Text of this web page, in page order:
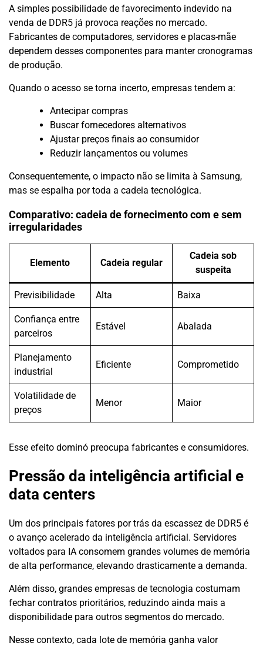
A simples possibilidade de favorecimento indevido na
venda de DDR5 já provoca reações no mercado.
Fabricantes de computadores, servidores e placas-mãe
dependem desses componentes para manter cronogramas
de produção.
Quando o acesso se torna incerto, empresas tendem a:
Antecipar compras
Buscar fornecedores alternativos
Ajustar preços finais ao consumidor
Reduzir lançamentos ou volumes
Consequentemente, o impacto não se limita à Samsung,
mas se espalha por toda a cadeia tecnológica.
Comparativo: cadeia de fornecimento com e sem
irregularidades
Elemento Cadeia regular
Cadeia sob
suspeita
Previsibilidade Alta Baixa
Confiança entre
parceiros
Estável Abalada
Planejamento
industrial
Eficiente Comprometido
Volatilidade de
preços
Menor Maior
Esse efeito dominó preocupa fabricantes e consumidores.
Pressão da inteligência artificial e
data centers
Um dos principais fatores por trás da escassez de DDR5 é
o avanço acelerado da inteligência artificial. Servidores
voltados para IA consomem grandes volumes de memória
de alta performance, elevando drasticamente a demanda.
Além disso, grandes empresas de tecnologia costumam
fechar contratos prioritários, reduzindo ainda mais a
disponibilidade para outros segmentos do mercado.
Nesse contexto, cada lote de memória ganha valor